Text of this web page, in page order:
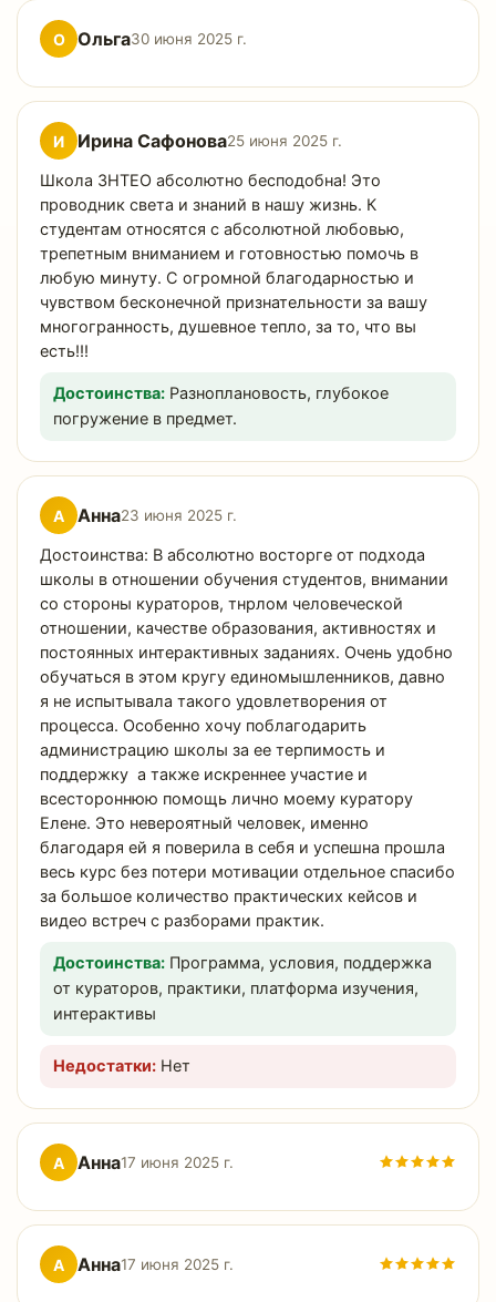
О Ольга30 июня 2025 г.
И Ирина Сафонова25 июня 2025 г.
Школа ЗНТЕО абсолютно бесподобна! Это
проводник света и знаний в нашу жизнь. К
студентам относятся с абсолютной любовью,
трепетным вниманием и готовностью помочь в
любую минуту. С огромной благодарностью и
чувством бесконечной признательности за вашу
многогранность, душевное тепло, за то, что вы
есть!!!
Достоинства: Разноплановость, глубокое
погружение в предмет.
А Анна23 июня 2025 г.
Достоинства: В абсолютно восторге от подхода
школы в отношении обучения студентов, внимании
со стороны кураторов, тнрлом человеческой
отношении, качестве образования, активностях и
постоянных интерактивных заданиях. Очень удобно
обучаться в этом кругу единомышленников, давно
я не испытывала такого удовлетворения от
процесса. Особенно хочу поблагодарить
администрацию школы за ее терпимость и
поддержку ️ а также искреннее участие и
всестороннюю помощь лично моему куратору
Елене. Это невероятный человек, именно
благодаря ей я поверила в себя и успешна прошла
весь курс без потери мотивации отдельное спасибо
за большое количество практических кейсов и
видео встреч с разборами практик.
Достоинства: Программа, условия, поддержка
от кураторов, практики, платформа изучения,
интерактивы
Недостатки: Нет
А Анна17 июня 2025 г.
А Анна17 июня 2025 г.